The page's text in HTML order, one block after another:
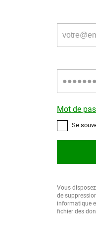
Mot de
Se
Vous
de
informatique
fichier des